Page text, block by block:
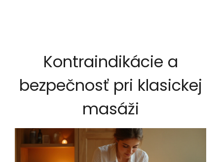
Kontraindikácie a
bezpečnosť pri klasickej
masáži